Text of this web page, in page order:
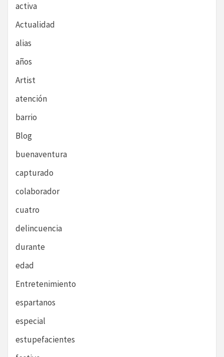
activa
Actualidad
alias
años
Artist
atención
barrio
Blog
buenaventura
capturado
colaborador
cuatro
delincuencia
durante
edad
Entretenimiento
espartanos
especial
estupefacientes